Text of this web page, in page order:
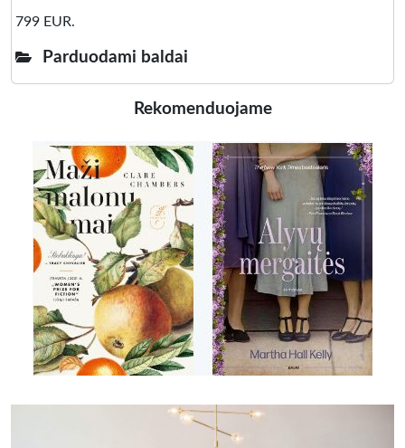
799 EUR.
Parduodami baldai
Rekomenduojame